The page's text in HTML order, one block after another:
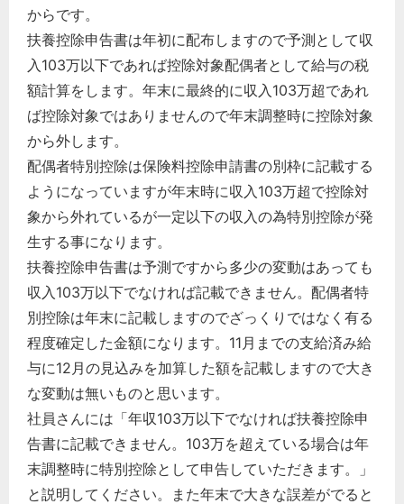
からです。
扶養控除申告書は年初に配布しますので予測として収
入103万以下であれば控除対象配偶者として給与の税
額計算をします。年末に最終的に収入103万超であれ
ば控除対象ではありませんので年末調整時に控除対象
から外します。
配偶者特別控除は保険料控除申請書の別枠に記載する
ようになっていますが年末時に収入103万超で控除対
象から外れているが一定以下の収入の為特別控除が発
生する事になります。
扶養控除申告書は予測ですから多少の変動はあっても
収入103万以下でなければ記載できません。配偶者特
別控除は年末に記載しますのでざっくりではなく有る
程度確定した金額になります。11月までの支給済み給
与に12月の見込みを加算した額を記載しますので大き
な変動は無いものと思います。
社員さんには「年収103万以下でなければ扶養控除申
告書に記載できません。103万を超えている場合は年
末調整時に特別控除として申告していただきます。」
と説明してください。また年末で大きな誤差がでると